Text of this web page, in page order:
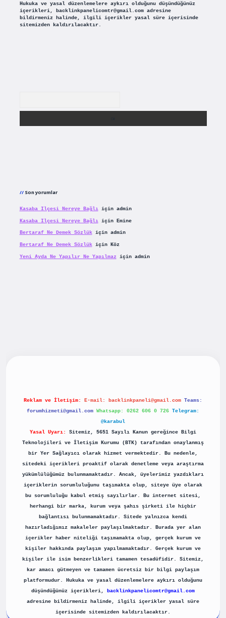
Hukuka ve yasal düzenlemelere aykırı olduğunu düşündüğünüz
içerikleri, backlinkpanelicomtr@gmail.comadresine
bildirmeniz halinde, ilgili içerikler yasal süre içerisinde
sitemizden kaldırılacaktır.
Son yorumlar
Kasaba Ilçesi Nereye Bağlıiçin admin
Kasaba Ilçesi Nereye Bağlıiçin Emine
Bertaraf Ne Demek Sözlükiçin admin
Bertaraf Ne Demek Sözlükiçin Köz
Yeni Ayda Ne Yapılır Ne Yapılmaziçin admin
Reklam ve İletişim: E-mail: backlinkpaneli@gmail.com Teams:
forumhizmeti@gmail.com Whatsapp: 0262 606 0 726 Telegram:
@karabul
Yasal Uyarı:
Sitemiz, 5651 Sayılı Kanun gereğince Bilgi
Teknolojileri ve İletişim Kurumu (BTK) tarafından onaylanmış
bir Yer Sağlayıcı olarak hizmet vermektedir. Bu nedenle,
sitedeki içerikleri proaktif olarak denetleme veya araştırma
yükümlülüğümüz bulunmamaktadır. Ancak, üyelerimiz yazdıkları
içeriklerin sorumluluğunu taşımakta olup, siteye üye olarak
bu sorumluluğu kabul etmiş sayılırlar. Bu internet sitesi,
herhangi bir marka, kurum veya şahıs şirketi ile hiçbir
bağlantısı bulunmamaktadır. Sitede yalnızca kendi
hazırladığımız makaleler paylaşılmaktadır. Burada yer alan
içerikler haber niteliği taşımamakta olup, gerçek kurum ve
kişiler hakkında paylaşım yapılmamaktadır. Gerçek kurum ve
kişiler ile isim benzerlikleri tamamen tesadüfidir. Sitemiz,
kar amacı gütmeyen ve tamamen ücretsiz bir bilgi paylaşım
platformudur. Hukuka ve yasal düzenlemelere aykırı olduğunu
düşündüğünüz içerikleri,
backlinkpanelicomtr@gmail.com
adresine bildirmeniz halinde, ilgili içerikler yasal süre
içerisinde sitemizden kaldırılacaktır.